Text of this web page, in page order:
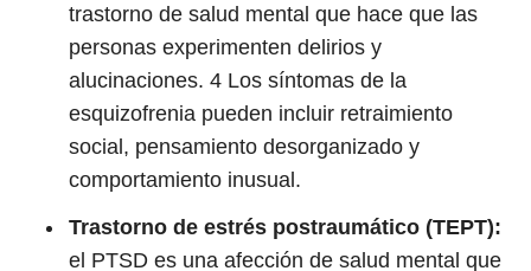
trastorno de salud mental que hace que las
personas experimenten delirios y
alucinaciones. 4 Los síntomas de la
esquizofrenia pueden incluir retraimiento
social, pensamiento desorganizado y
comportamiento inusual.
Trastorno de estrés postraumático (TEPT):
el PTSD es una afección de salud mental que